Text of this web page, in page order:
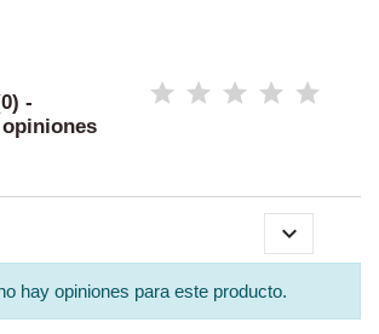
-

hay opiniones para este producto.